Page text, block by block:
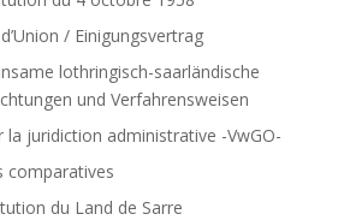
/ Einigungsvertrag
lothringisch-saarländische
und Verfahrensweisen
la juridiction administrative -VwGO-
comparatives
du Land de Sarre